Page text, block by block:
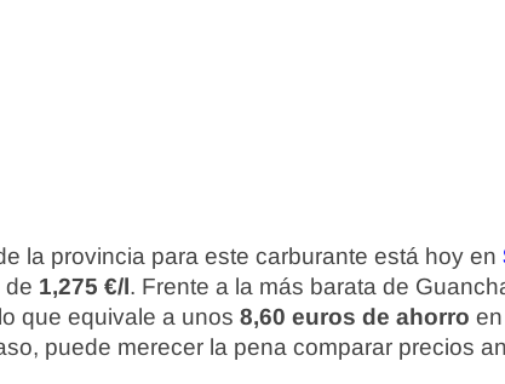
la provincia para este carburante está hoy en
de 1,275 €/l. Frente a la más barata de
que equivale a unos 8,60 euros de ahorro
puede merecer la pena comparar precios